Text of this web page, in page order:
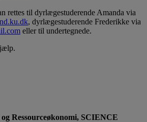
rettes til dyrlægestuderende Amanda via
, dyrlægestuderende Frederikke via
eller til undertegnede.
Ressourceøkonomi, SCIENCE